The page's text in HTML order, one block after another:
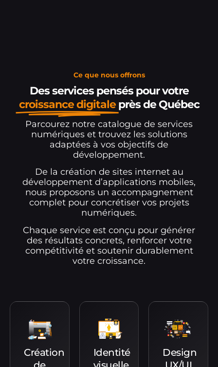
Ce que nous offrons
Des services pensés pour votre
croissance digitale près de Québec
Parcourez notre catalogue de services
numériques et trouvez les solutions
adaptées à vos objectifs de
développement.
De la création de sites internet au
développement d’applications mobiles,
nous proposons un accompagnement
complet pour concrétiser vos projets
numériques.
Chaque service est conçu pour générer
des résultats concrets, renforcer votre
compétitivité et soutenir durablement
votre croissance.
Création
Identité
Design